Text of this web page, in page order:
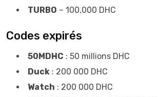
TURBO – 100,000 DHC
Codes expirés
50MDHC : 50 millions DHC
Duck : 200 000 DHC
Watch : 200 000 DHC